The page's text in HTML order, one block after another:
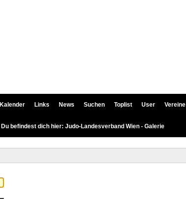
Kalender Links News Suchen Toplist User Vereine
Du befindest dich hier: Judo-Landesverband Wien - Galerie